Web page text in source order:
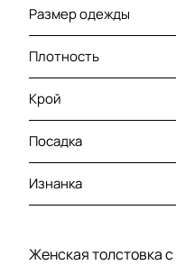
Размер одежды
Плотность
Крой
Посадка
Изнанка
Женская толстовка